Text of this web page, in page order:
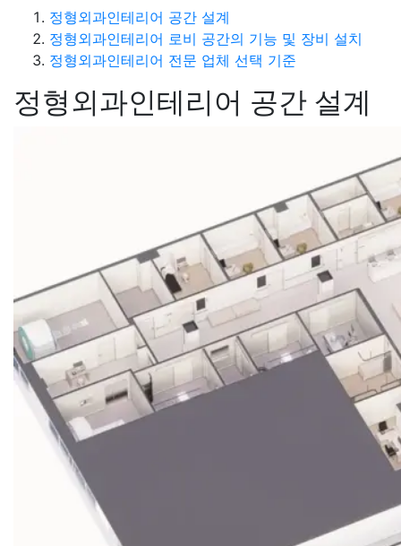
정형외과인테리어 공간 설계
정형외과인테리어 로비 공간의 기능 및 장비 설치
정형외과인테리어 전문 업체 선택 기준
정형외과인테리어 공간 설계